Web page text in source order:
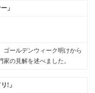
」
ゴールデンウィーク明けから
の見解を述べました。
!」